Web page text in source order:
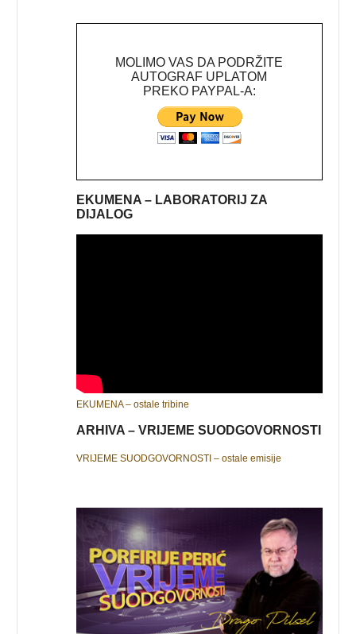
MOLIMO VAS DA PODRŽITE
AUTOGRAF UPLATOM
PREKO PAYPAL-A:
EKUMENA – LABORATORIJ ZA
DIJALOG
EKUMENA – ostale tribine
ARHIVA – VRIJEME SUODGOVORNOSTI
VRIJEME SUODGOVORNOSTI – ostale emisije